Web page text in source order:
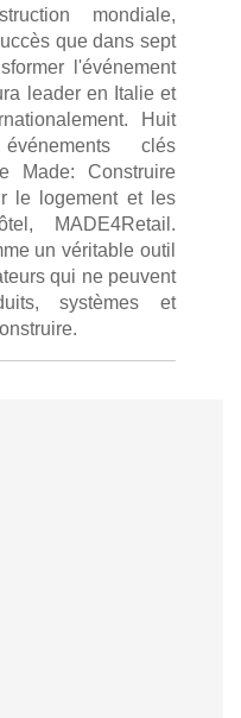
mondiale,
que dans sept
l'événement
leader en Italie et
Huit
clés
Made: Construire
le logement et les
MADE4Retail.
un véritable outil
qui ne peuvent
systèmes et